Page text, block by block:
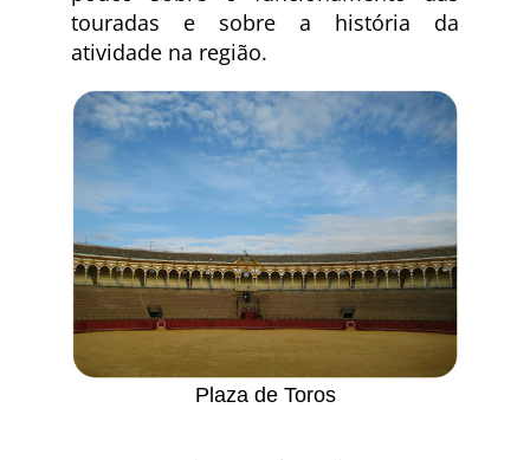
touradas e sobre a história da
atividade na região.
Plaza de Toros